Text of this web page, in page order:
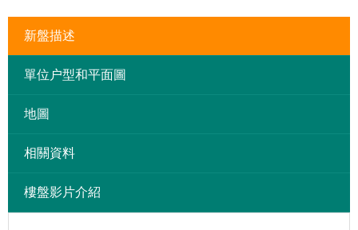
新盤描述
單位户型和平面圖
地圖
相關資料
樓盤影片介紹